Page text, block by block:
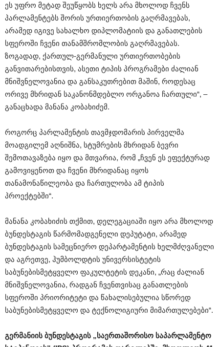
ეს უფრო მეტად შეუწყობს ხელს არა მხოლოდ ჩვენს
პარლამენტებს შორის ურთიერთობის გაღრმავებას,
არამედ იგივე სახალხო დიპლომატიის და განათლების
სფეროში ჩვენი თანამშრომლობის გაღრმავებას.
ზოგადად, ქართულ-გერმანული ურთიერთობების
განვითარებისთვის, ასეთი ტიპის პროგრამები ძალიან
მნიშვნელოვანია და განსაკუთრებით მაშინ, როდესაც
ორივე მხრიდან საკანონმდებლო ორგანოა ჩართული“, –
განაცხადა მანანა კობახიძემ.
როგორც პარლამენტის თავმჯდომარის პირველმა
მოადგილემ აღნიშნა, სტუმრების მხრიდან ბევრი
შემოთავაზება იყო და მთვარია, რომ „ჩვენ ეს ეფექტურად
გამოვიყენოთ და ჩვენი მხრიდანაც იყოს
თანამონაწილეობა და ჩართულობა ამ ტიპის
პროექტებში“.
მანანა კობახიძის თქმით, დელეგაციაში იყო არა მხოლოდ
ბუნდესტაგის წარმომადგენელი დეპუტატი, არამედ
ბუნდესტაგის სამეცნიერო დეპარტამენტის ხელმძღვანელი
და აგრეთვე, ჰუმბოლდტის უნივერსისტეტის
საბუნებისმეტყველო ფაკულტეტის დეკანი, „რაც ძალიან
მნიშვნელოვანია, რადგან ჩვენთვისაც განათლების
სფეროში პრიორიტეტი და წახალისებულია სწორედ
საბუნებისმეტყველო და ტექნოლიგიური მიმართულებები“.
გერმანიის ბუნდესტაგის „საერთაშორისო საპარლამენტო